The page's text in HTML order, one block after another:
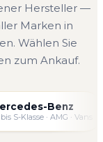
Hersteller —
Marken in
Wählen Sie
zum Ankauf.
Benz
S-Klasse · AMG · Vans